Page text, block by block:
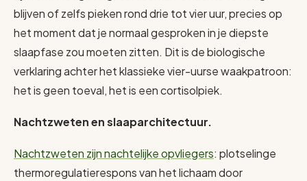
blijven of zelfs pieken rond drie tot vier uur, precies op
het moment dat je normaal gesproken in je diepste
slaapfase zou moeten zitten. Dit is de biologische
verklaring achter het klassieke vier-uurse waakpatroon:
het is geen toeval, het is een cortisolpiek.
Nachtzweten en slaaparchitectuur.
Nachtzweten zijn nachtelijke opvliegers: plotselinge
thermoregulatierespons van het lichaam door